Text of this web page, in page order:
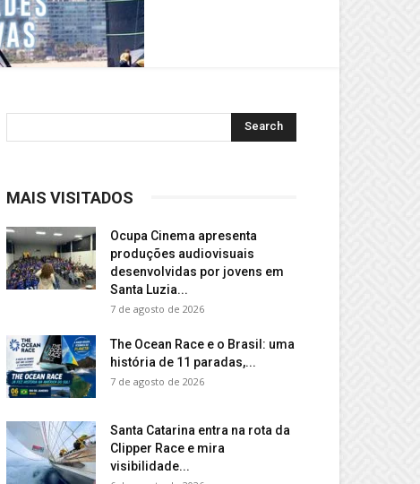
MAIS VISITADOS
Ocupa Cinema apresenta
produções audiovisuais
desenvolvidas por jovens em
Santa Luzia...
7 de agosto de 2026
The Ocean Race e o Brasil: uma
história de 11 paradas,...
7 de agosto de 2026
Santa Catarina entra na rota da
Clipper Race e mira
visibilidade...